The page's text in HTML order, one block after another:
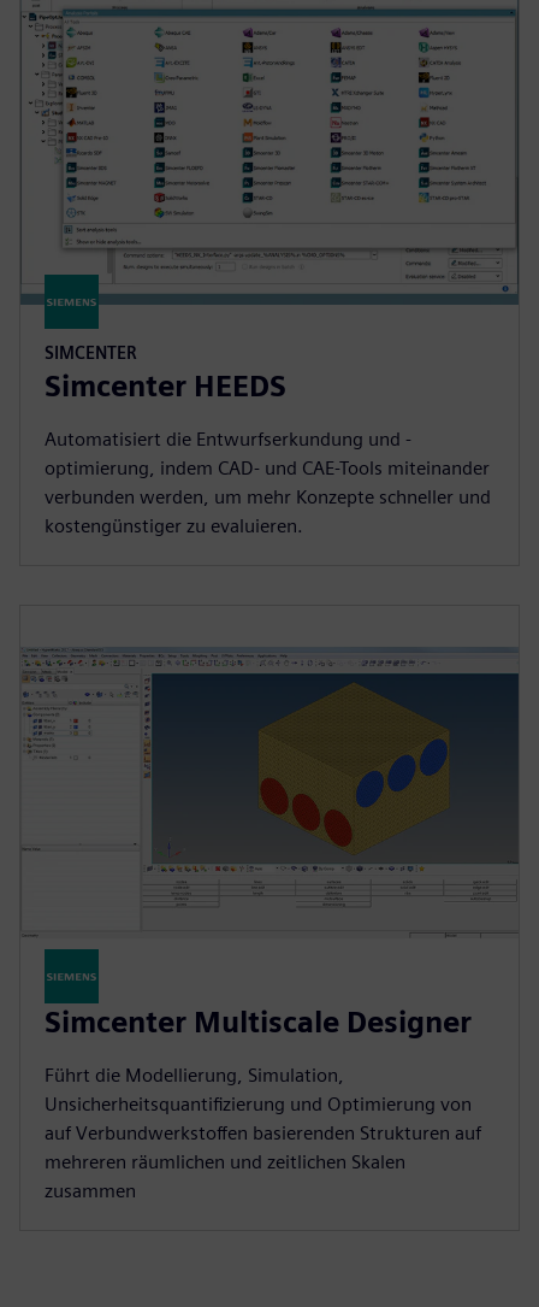
SIMCENTER
Simcenter HEEDS
Automatisiert die Entwurfserkundung und -
optimierung, indem CAD- und CAE-Tools miteinander
verbunden werden, um mehr Konzepte schneller und
kostengünstiger zu evaluieren.
Simcenter Multiscale Designer
Führt die Modellierung, Simulation,
Unsicherheitsquantifizierung und Optimierung von
auf Verbundwerkstoffen basierenden Strukturen auf
mehreren räumlichen und zeitlichen Skalen
zusammen